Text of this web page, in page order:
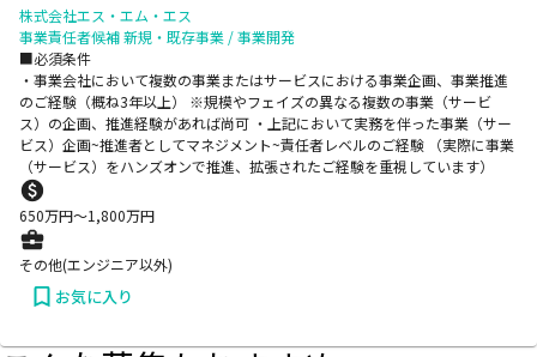
株式会社エス・エム・エス
事業責任者候補 新規・既存事業 / 事業開発
■必須条件
・事業会社において複数の事業またはサービスにおける事業企画、事業推進
のご経験（概ね3年以上） ※規模やフェイズの異なる複数の事業（サービ
ス）の企画、推進経験があれば尚可 ・上記において実務を伴った事業（サー
ビス）企画~推進者としてマネジメント~責任者レベルのご経験 （実際に事業
（サービス）をハンズオンで推進、拡張されたご経験を重視しています）
650万円〜1,800万円
その他(エンジニア以外)
お気に入り